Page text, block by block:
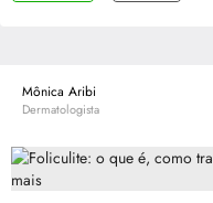
Mônica Aribi
Dermatologista